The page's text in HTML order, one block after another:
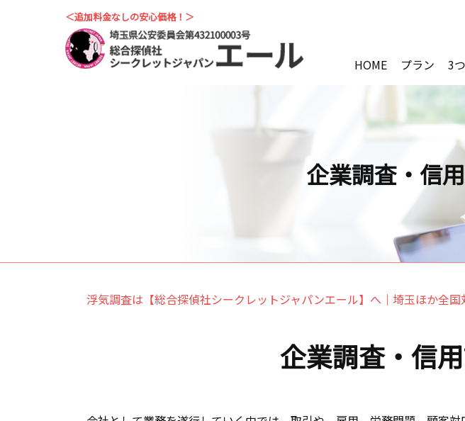
企業調査・信
＜追加料金なしの安心価格！＞
HOME プラン 3
浮気調査は【総合探偵社シークレットジャパンエール】へ｜埼玉ほか全国
企業調査・信